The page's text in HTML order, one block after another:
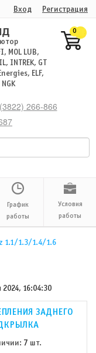
Вход Регистрация
MOL LUB,
INTREK, GT
ELF,
0
(3822) 266-866
График
работы
Условия
работы
1.1/1.3/1.4/1.6
16:04:30
ЗАДНЕГО
7 шт.